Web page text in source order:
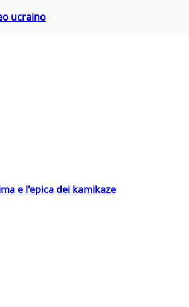
ucraino
e l'epica dei kamikaze